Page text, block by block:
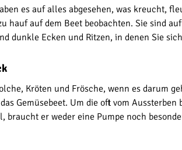
es auf alles abgesehen, was kreucht,
hauf auf dem Beet beobachten. Sie sind
dunkle Ecken und Ritzen, in denen Sie
Kröten und Frösche, wenn es darum
Gemüsebeet. Um die oft vom
braucht er weder eine Pumpe noch